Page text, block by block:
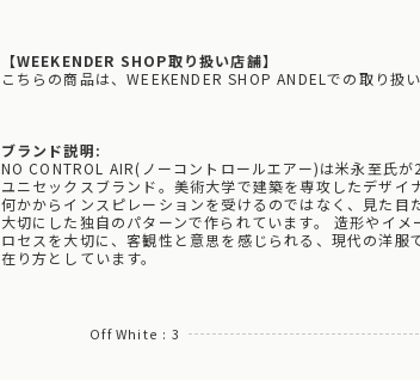
【WEEKENDER SHOP取り扱い店舗】
こちらの商品は、WEEKENDER SHOP ANDELでの取り扱
ブランド説明:
NO CONTROL AIR(ノーコントロールエアー)は米永至氏
ユニセックスブランド。美術大学で建築を専攻したデザイ
何かからインスピレーションを受けるのではなく、見た目
大切にした独自のパターンで作られています。 造形やイ
ロセスを大切に、客観性と意思を感じられる、現代の洋服
在り方としています。
Off White : 3